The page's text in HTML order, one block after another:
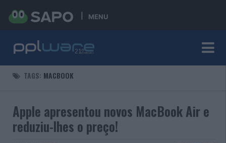
MENU
TAGS: MACBOOK
Apple apresentou novos MacBook Air e
reduziu-lhes o preço!